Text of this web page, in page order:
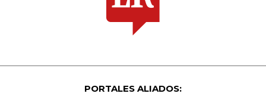
PORTALES ALIADOS: